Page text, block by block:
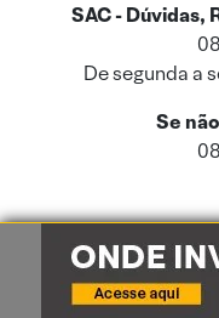
SAC - Dúvidas,
De segunda a
Se
Este site usa cookies e
Cookies
e a